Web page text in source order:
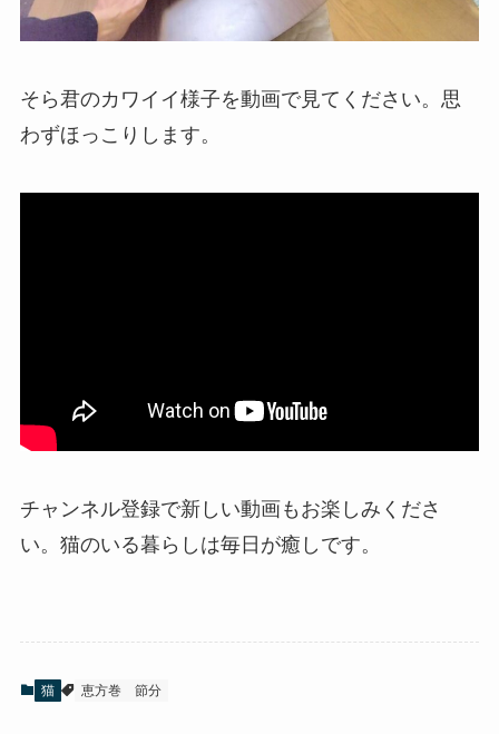
そら君のカワイイ様子を動画で見てください。思
わずほっこりします。
チャンネル登録で新しい動画もお楽しみくださ
い。猫のいる暮らしは毎日が癒しです。
猫 恵方巻 節分